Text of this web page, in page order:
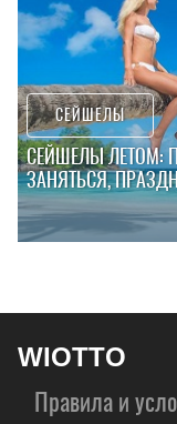
СЕЙШЕЛЫ
СЕЙШЕЛЫ ЛЕТОМ:
ЗАНЯТЬСЯ,
WIOTTO
Правила и